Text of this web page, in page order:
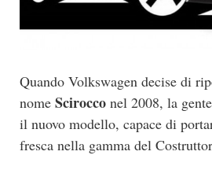
Quando Volkswagen decise di
nome Scirocco nel 2008, la
il nuovo modello, capace di
fresca nella gamma del